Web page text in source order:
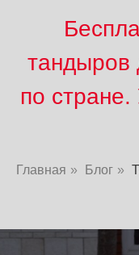
тандыров
по
Главная » Блог »